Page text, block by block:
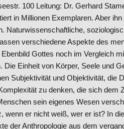
100 Leitung: Dr. Gerhard
in Millionen Exemplaren. Aber
Naturwissenschaftliche,
verschiedene Aspekte des
Gottes noch im Vergleich
Die Einheit von Körper, Seele und
Subjektivität und Objektivität, die
zu denken, die sich dem
sein eigenes Wesen
wenn er nicht weiß, wer er ist? In
der Anthropologie aus dem